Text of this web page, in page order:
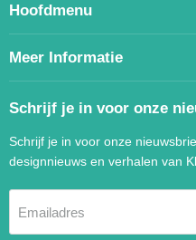
Hoofdmenu
Meer Informatie
Schrijf je in voor onze
Schrijf je in voor onze
designnieuws en verhalen van
Emailadres